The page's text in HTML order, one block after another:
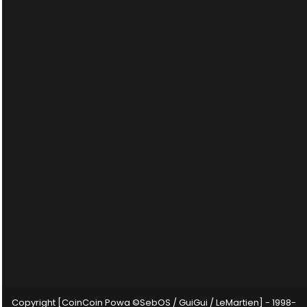
Copyright [CoinCoin Powa ©SebOS / GuiGui / LeMartien] - 1998-